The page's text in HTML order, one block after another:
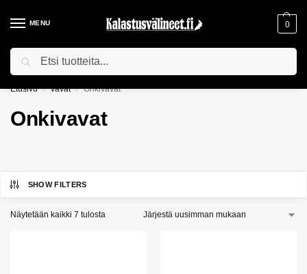
MENU 0
ILMAINEN TOIMITUS YLI 75€ TILAUKSILLE!
Etusivu / Vavat / Onkivavat
Onkivavat
SHOW FILTERS
Näytetään kaikki 7 tulosta